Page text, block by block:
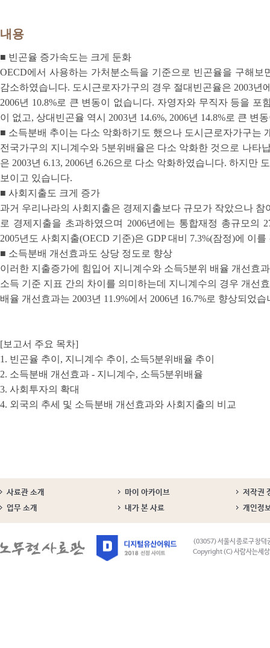
내용
■ 빈곤율 증가속도는 크게 둔화
OECD에서 사용하는 가처분소득을 기준으로 빈곤율을 구해
감소하였습니다. 도시근로자가구의 경우 절대빈곤율은 2003년
2006년 10.8%로 큰 변동이 없습니다. 자영자와 무직자 등을 포
이 없고, 상대빈곤율 역시 2003년 14.6%, 2006년 14.8%로 큰 변
■ 소득분배 추이는 다소 악화하기도 했으나 도시근로자가구는
전국가구의 지니계수와 5분위배율은 다소 악화한 것으로 나타
은 2003년 6.13, 2006년 6.26으로 다소 악화하였습니다. 하지만
보이고 있습니다.
■ 사회지출도 크게 증가
과거 우리나라의 사회지출은 경제지출보다 규모가 작았으나
로 경제지출을 초과하였으며 2006년에는 통합재정 총규모의
2005년도 사회지출(OECD 기준)은 GDP 대비 7.3%(잠정)에 이
■ 소득분배 개선효과도 상당 정도로 향상
이러한 지출증가에 힘입어 지니계수와 소득5분위 배율 개선효
소득 기준 지표 간의 차이를 의미하는데 지니계수의 경우 개선
배율 개선효과는 2003년 11.9%에서 2006년 16.7%로 향상되었습
[보고서 주요 목차]
1. 빈곤율 추이, 지니계수 추이, 소득5분위배율 추이
2. 소득분배 개선효과 - 지니계수, 소득5분위배율
3. 사회투자의 확대
4. 외국의 추세 및 소득분배 개선효과와 사회지출의 비교
사료관 소개 마이 아카이브
저작권
업무 소개
내가 본 사료 개인정
(03057) 서울시 종로구 창덕
Copyright (C) 사람사는세